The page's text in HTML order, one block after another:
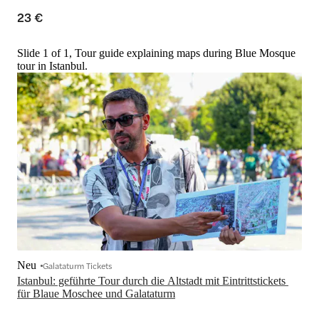
23 €
Slide 1 of 1, Tour guide explaining maps during Blue Mosque
tour in Istanbul.
Istanbul: geführte Tour durch die Altstadt mit Eintrittstickets
für Blaue Moschee und Galataturm
Neu Galataturm Tickets